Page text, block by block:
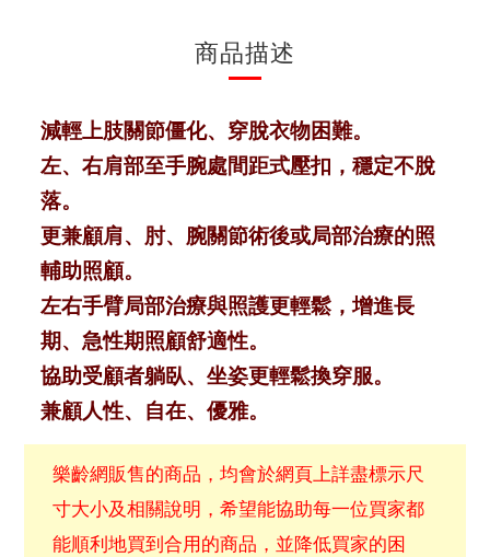
商品描述
減輕上肢關節僵化、穿脫衣物困難。
左、右肩部至手腕處間距式壓扣，穩定不脫
落。
更兼顧肩、肘、腕關節術後或局部治療的照
輔助照顧。
左右手臂局部治療與照護更輕鬆，增進長
期、急性期照顧舒適性。
協助受顧者躺臥、坐姿更輕鬆換穿服。
兼顧人性、自在、優雅。
樂齡網販售的商品，均會於網頁上詳盡標示尺
寸大小及相關說明，希望能協助每一位買家都
能順利地買到合用的商品，並降低買家的困